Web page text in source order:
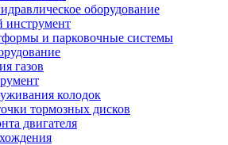
оборудование
инструмент
и парковочные системы
газов
колодок
тормозных дисков
двигателя